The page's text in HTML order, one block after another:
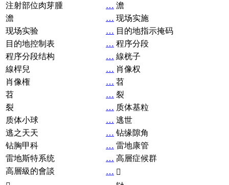
注射部位肉芽腫
… 澹
澹
… 现场实施
现场实验
… 目的地指示掩码
目的地控制表
… 程序分段
程序分段结构
… 線桄子
線桿兒
… 肖像权
肖像権
… 苕
苕
… 裂
裂
… 质体基粒
质体小球
… 逃世
逃之天天
… 钻缘隙角
钻胸甲科
… 雷地康管
雷地斯特系统
… 高層症候群
高層級的會談
… 𧘞